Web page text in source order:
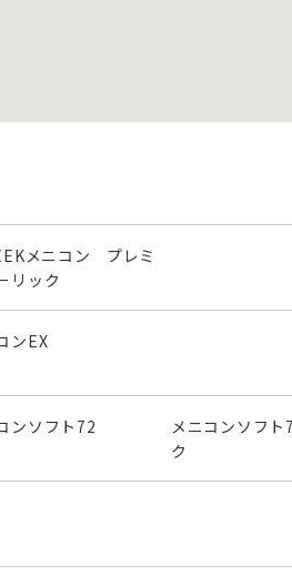
メニコン プレミ
リック
ンEX
ンソフト72
メニコンソフト
ク